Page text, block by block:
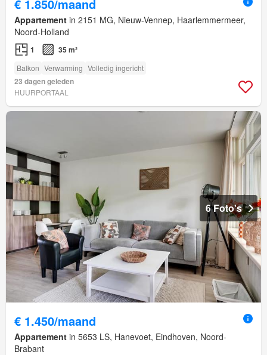
€ 1.850/maand
Appartement in 2151 MG, Nieuw-Vennep, Haarlemmermeer,
Noord-Holland
1 35 m²
Balkon Verwarming Volledig ingericht
23 dagen geleden
HUURPORTAAL
6 Foto's
€ 1.450/maand
Appartement in 5653 LS, Hanevoet, Eindhoven, Noord-
Brabant